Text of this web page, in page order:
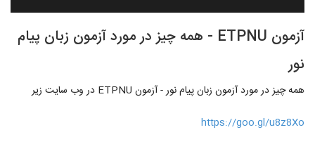
آزمون ETPNU - همه چیز در مورد آزمون زبان پیام
نور
همه چیز در مورد آزمون زبان پیام نور - آزمون ETPNU در وب سایت زیر
https://goo.gl/u8z8Xo